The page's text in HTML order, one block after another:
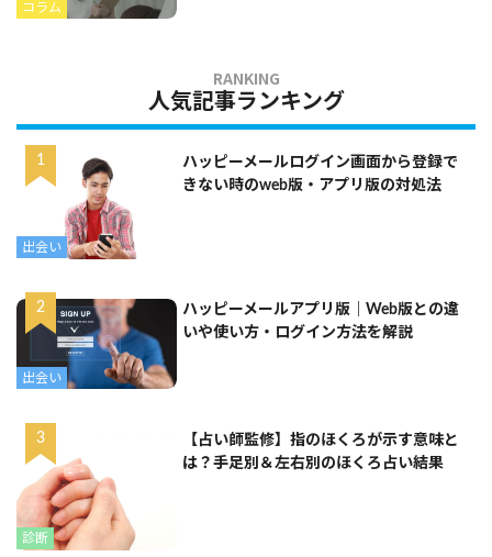
コラム
人気記事ランキング
出会い
ハッピーメールログイン画面から登録で
きない時のweb版・アプリ版の対処法
出会い
ハッピーメールアプリ版｜Web版との違
いや使い方・ログイン方法を解説
診断
【占い師監修】指のほくろが示す意味と
は？手足別＆左右別のほくろ占い結果